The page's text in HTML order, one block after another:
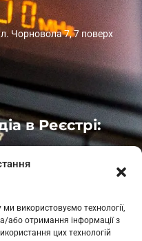
використовуємо технології,
або отримання інформації з
цих технологій
Чорновола 7, 7 поверх
в Реєстрі: